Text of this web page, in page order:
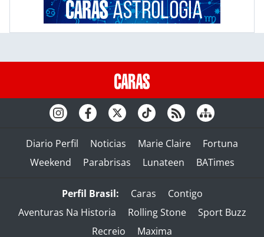
Diario Perfil Noticias Marie Claire
Fortuna
Weekend
Parabrisas Lunateen BATimes
Perfil Brasil: Caras
Contigo
Aventuras Na Historia
Rolling Stone
Sport Buzz
Recreio
Maxima